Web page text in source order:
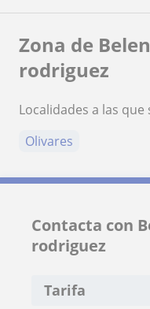
Zona de
rodriguez
Localidades a las
Olivares
Contacta con
rodriguez
Tarifa